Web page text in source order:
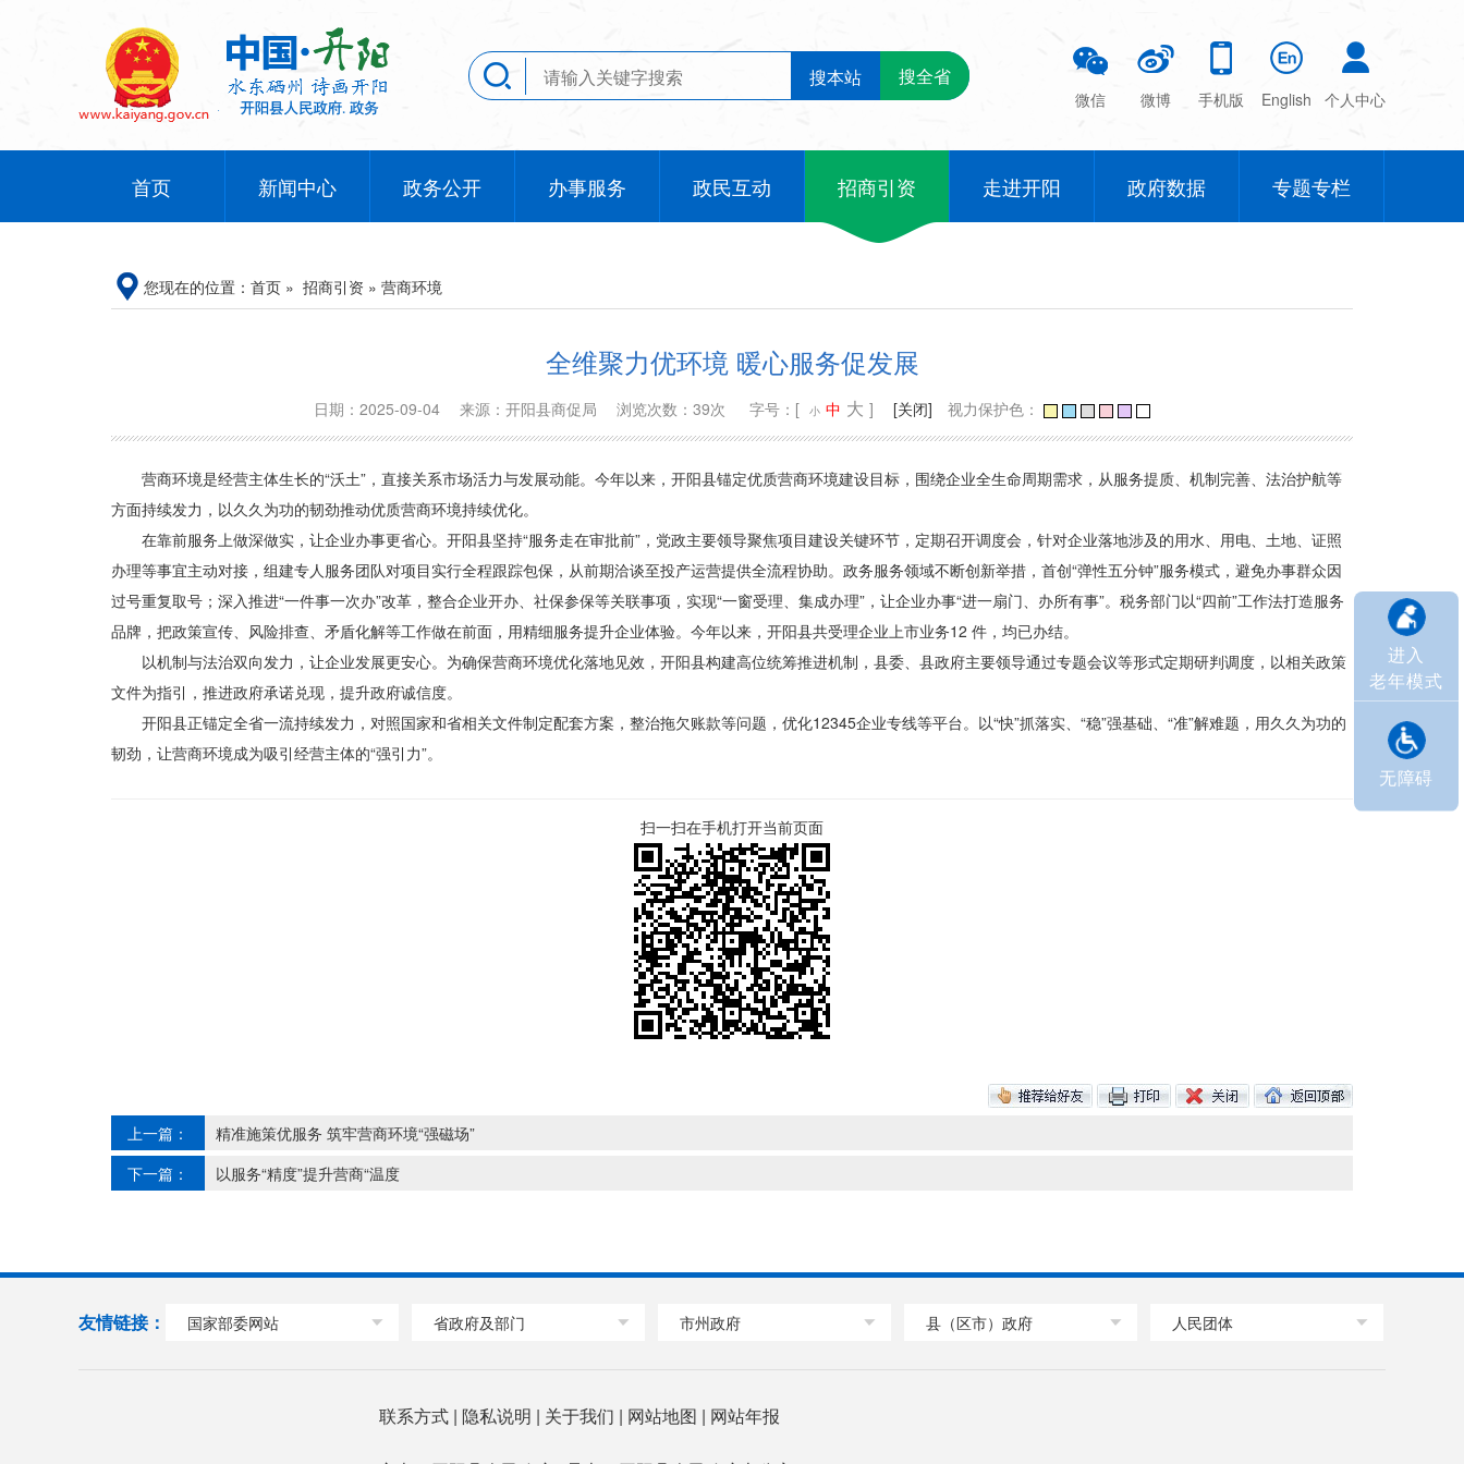
搜本站 搜全省
微信 微博 手机版 English 个人中心
首页 新闻中心 政务公开 办事服务 政民互动 招商引资 走进开阳 政府数据 专题专栏
进入
老年模式
无障碍
您现在的位置： 首页 » 招商引资 » 营商环境
全维聚力优环境 暖心服务促发展
日期：2025-09-04 来源：开阳县商促局 浏览次数：39次 字号：[ 小 中 大 ] [关闭] 视力保护色：
营商环境是经营主体生长的“沃土”，直接关系市场活力与发展动能。今年以来，开阳县锚定优质营商环境建设目标，围绕企业全生命周期需求，从服务提质、机制完善、法治护航等
方面持续发力，以久久为功的韧劲推动优质营商环境持续优化。
在靠前服务上做深做实，让企业办事更省心。开阳县坚持“服务走在审批前”，党政主要领导聚焦项目建设关键环节，定期召开调度会，针对企业落地涉及的用水、用电、土地、证照
办理等事宜主动对接，组建专人服务团队对项目实行全程跟踪包保，从前期洽谈至投产运营提供全流程协助。政务服务领域不断创新举措，首创“弹性五分钟”服务模式，避免办事群众因
过号重复取号；深入推进“一件事一次办”改革，整合企业开办、社保参保等关联事项，实现“一窗受理、集成办理”，让企业办事“进一扇门、办所有事”。税务部门以“四前”工作法打造服务
品牌，把政策宣传、风险排查、矛盾化解等工作做在前面，用精细服务提升企业体验。今年以来， 开阳县共受理企业上市业务12 件，均已办结。
以机制与法治双向发力，让企业发展更安心。为确保营商环境优化落地见效，开阳县构建高位统筹推进机制，县委、县政府主要领导通过专题会议等形式定期研判调度，以相关政策
文件为指引，推进政府承诺兑现，提升政府诚信度。
开阳县正锚定全省一流持续发力，对照国家和省相关文件制定配套方案，整治拖欠账款等问题，优化12345企业专线等平台。以“快”抓落实、“稳”强基础、“准”解难题，用久久为功的
韧劲，让营商环境成为吸引经营主体的“强引力”。
扫一扫在手机打开当前页面
上一篇：
精准施策优服务 筑牢营商环境“强磁场”
下一篇：
以服务“精度”提升营商“温度
友情链接： 国家部委网站 省政府及部门 市州政府 县（区市）政府 人民团体
联系方式 | 隐私说明 | 关于我们 | 网站地图 | 网站年报